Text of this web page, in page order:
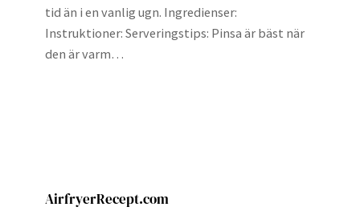
tid än i en vanlig ugn. Ingredienser:
Instruktioner: Serveringstips: Pinsa är bäst när
den är varm…
AirfryerRecept.com